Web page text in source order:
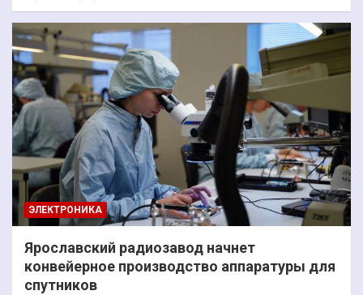
ЭЛЕКТРОНИКА
Ярославский радиозавод начнет
конвейерное производство аппаратуры для
спутников